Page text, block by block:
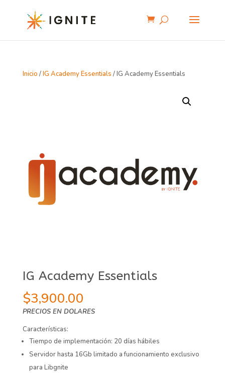
Inicio /IG Academy Essentials / IG Academy Essentials
IG Academy Essentials
$3,900.00
PRECIOS EN DOLARES
Características:
Tiempo de implementación: 20 días hábiles
Servidor hasta 16Gb limitado a funcionamiento exclusivo
para Libgnite